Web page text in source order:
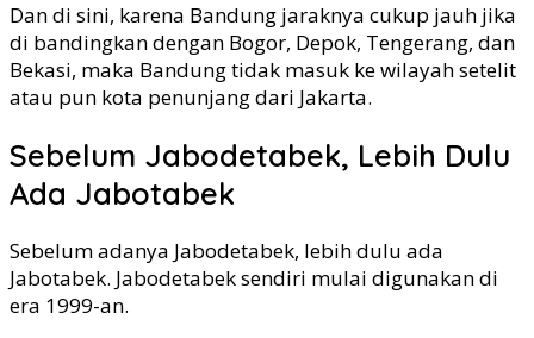
Dan di sini, karena Bandung jaraknya cukup jauh jika
di bandingkan dengan Bogor, Depok, Tengerang, dan
Bekasi, maka Bandung tidak masuk ke wilayah setelit
atau pun kota penunjang dari Jakarta.
Sebelum Jabodetabek, Lebih Dulu
Ada Jabotabek
Sebelum adanya Jabodetabek, lebih dulu ada
Jabotabek. Jabodetabek sendiri mulai digunakan di
era 1999-an.